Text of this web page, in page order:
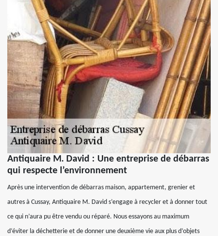
Antiquaire M. David : Une entreprise de débarras
qui respecte l’environnement
Après une intervention de débarras maison, appartement, grenier et
autres à Cussay, Antiquaire M. David s’engage à recycler et à donner tout
ce qui n’aura pu être vendu ou réparé. Nous essayons au maximum
d’éviter la déchetterie et de donner une deuxième vie aux plus d’objets